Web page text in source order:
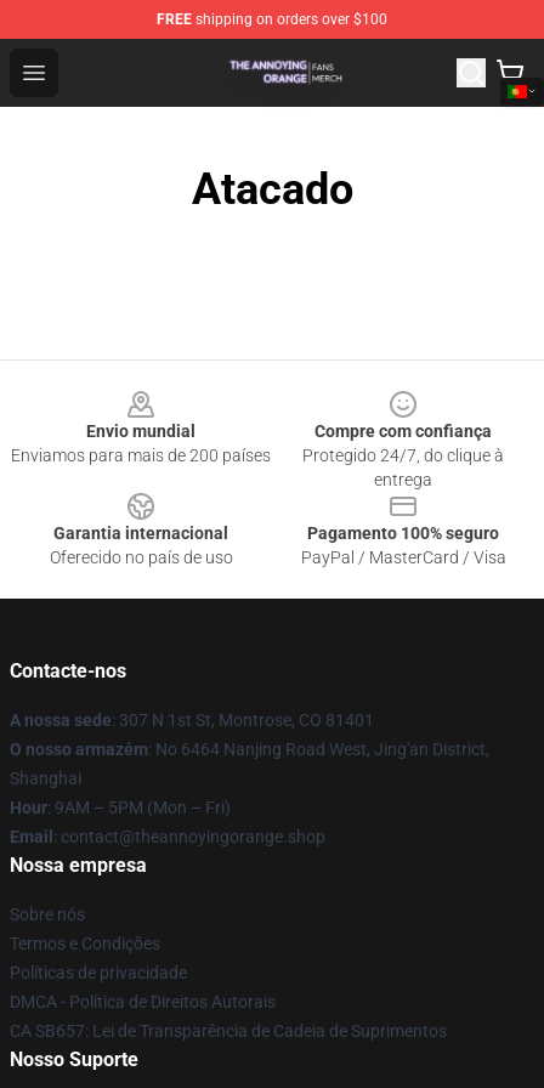
FREE shipping on orders over $100
Open menu
The Annoying Orange Shop - Official The Annoying
Atacado
Envio mundial
Enviamos para mais de 200 países
Compre com confiança
Protegido 24/7, do clique à
entrega
Garantia internacional
Oferecido no país de uso
Pagamento 100% seguro
PayPal / MasterCard / Visa
Contacte-nos
A nossa sede: 307 N 1st St, Montrose, CO 81401
O nosso armazém: No 6464 Nanjing Road West, Jing'an District,
Shanghai
Hour: 9AM – 5PM (Mon – Fri)
Email : contact@theannoyingorange.shop
Nossa empresa
Sobre nós
Termos e Condições
Políticas de privacidade
DMCA - Política de Direitos Autorais
CA SB657: Lei de Transparência de Cadeia de Suprimentos
Nosso Suporte